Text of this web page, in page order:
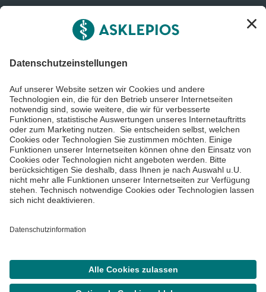
Informiert bleiben
Impressum
Datenschutzinformationen
Barrierefreiheit
©Asklepios Kliniken GmbH & Co. KGaA 2026